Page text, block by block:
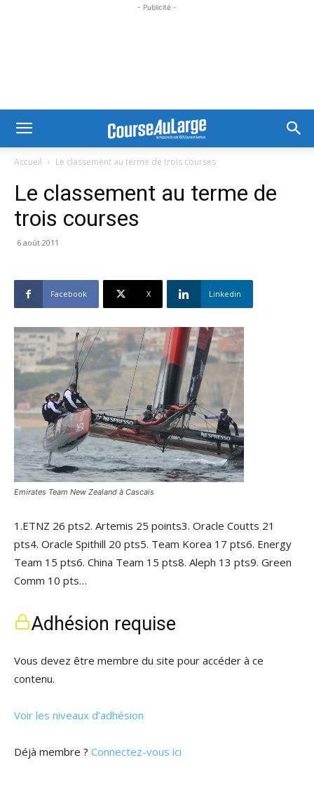
- Publicité -
Accueil Le classement au terme de trois courses
Le classement au terme de
trois courses
6 août 2011
Facebook X Linkedin
Emirates Team New Zealand à Cascaïs
1.ETNZ 26 pts2. Artemis 25 points3. Oracle Coutts 21
pts4. Oracle Spithill 20 pts5. Team Korea 17 pts6. Energy
Team 15 pts6. China Team 15 pts8. Aleph 13 pts9. Green
Comm 10 pts…
Adhésion requise
Vous devez être membre du site pour accéder à ce
contenu.
Voir les niveaux d’adhésion
Déjà membre ? Connectez-vous ici